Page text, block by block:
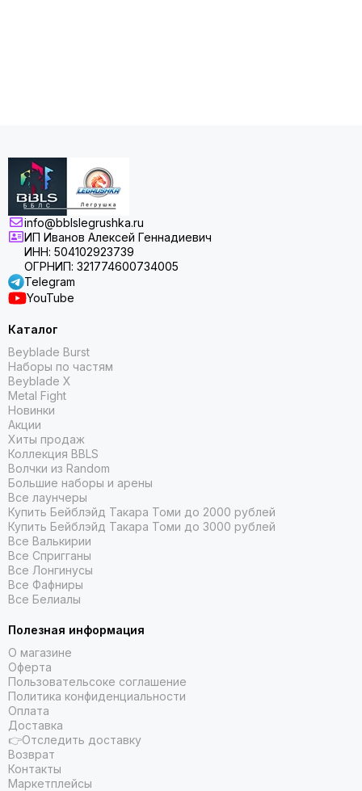
info@bblslegrushka.ru
ИП Иванов Алексей Геннадиевич
ИНН: 504102923739
ОГРНИП: 321774600734005
Telegram
YouTube
Каталог
Beyblade Burst
Наборы по частям
Beyblade X
Metal Fight
Новинки
Акции
Хиты продаж
Коллекция BBLS
Волчки из Random
Большие наборы и арены
Все лаунчеры
Купить Бейблэйд Такара Томи до 2000 рублей
Купить Бейблэйд Такара Томи до 3000 рублей
Все Валькирии
Все Спригганы
Все Лонгинусы
Все Фафниры
Все Белиалы
Полезная информация
О магазине
Оферта
Пользовательсоке соглашение
Политика конфиденциальности
Оплата
Доставка
👉Отследить доставку
Возврат
Контакты
Маркетплейсы